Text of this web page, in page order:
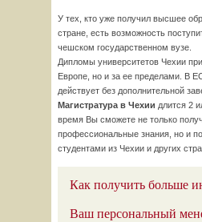
У тех, кто уже получил высшее
стране, есть возможность
чешском государственном вузе.
Дипломы университетов Чехии
Европе, но и за ее пределами. В
действует без дополнительной
Магистратура в Чехии длится 2
время Вы сможете не только
профессиональные знания, но и
студентами из Чехии и других
Как получить больше
Ваш персональный